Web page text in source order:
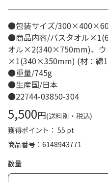
●包装サイズ/
●商品内容/バスタオル
オル×2(340×750mm)、ウ
×1(340×350mm) (材：綿
●重量/745g
●生産国/日本
●22744-03850-304
5,500円(送料別・税込)
獲得ポイント： 55 pt
商品番号
6148943771
数量